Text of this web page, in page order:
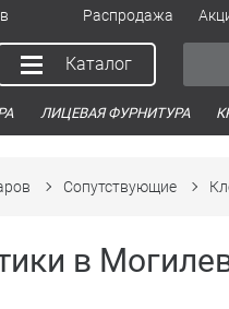
Распродажа
Каталог
ЛИЦЕВАЯ ФУРНИТУРА
Сопутствующие
в